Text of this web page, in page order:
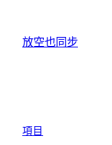
放空也同步
項目